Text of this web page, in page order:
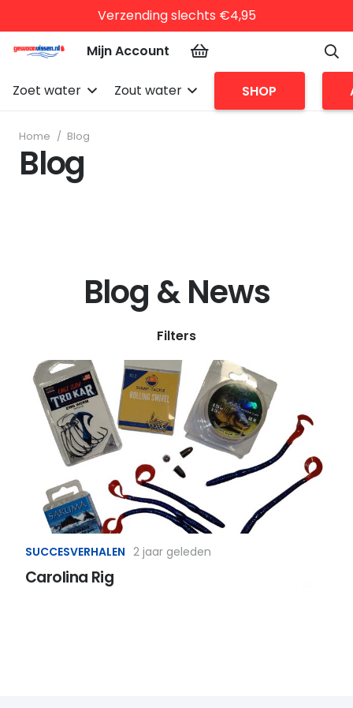
Verzending slechts €4,95
Mijn Account
Zoet water Zout water SHOP
Home / Blog
Blog
Blog & News
Filters
SUCCESVERHALEN 2 jaar geleden
Carolina Rig